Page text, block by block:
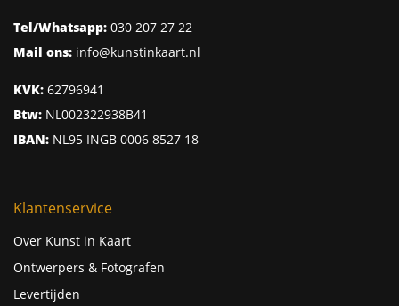
Tel/Whatsapp: 030 207 27 22
Mail ons: info@kunstinkaart.nl
KVK: 62796941
Btw: NL002322938B41
IBAN: NL95 INGB 0006 8527 18
Klantenservice
Over Kunst in Kaart
Ontwerpers & Fotografen
Levertijden